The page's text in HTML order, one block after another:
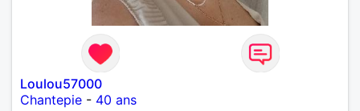
Loulou57000
Chantepie - 40 ans